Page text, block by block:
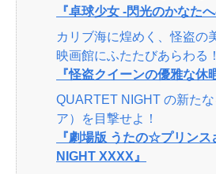
『卓球少女 -閃光のかなたへ-
カリブ海に煌めく、怪盗の
映画館にふたたびあらわる！
『怪盗クイーンの優雅な休
QUARTET NIGHT の新た
ア）を目撃せよ！
『劇場版 うたの☆プリンス
NIGHT XXXX』